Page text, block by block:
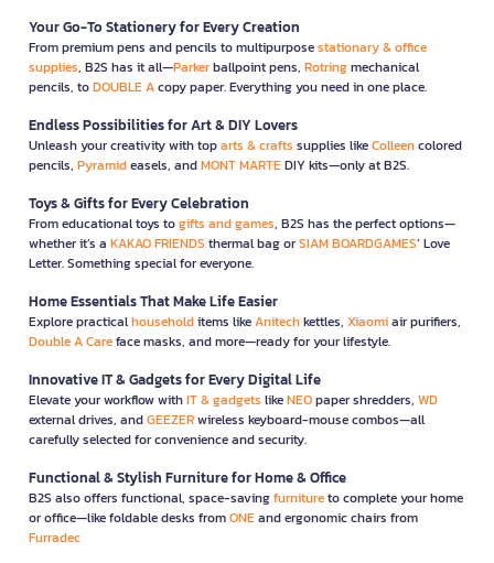
Your Go-To Stationery for Every Creation
From premium pens and pencils to multipurposestationary & office
supplies, B2S has it all—Parkerballpoint pens, Rotringmechanical
pencils, toDOUBLE Acopy paper. Everything you need in one place.
Endless Possibilities for Art & DIY Lovers
Unleash your creativity with toparts & crafts supplies likeColleencolored
pencils, Pyramideasels, andMONT MARTEDIY kits—only at B2S.
Toys & Gifts for Every Celebration
From educational toys togifts and games, B2S has the perfect options—
whether it’s a KAKAO FRIENDS thermal bag orSIAM BOARDGAMES’ Love
Letter. Something special for everyone.
Home Essentials That Make Life Easier
Explore practicalhouseholditems likeAnitechkettles, Xiaomiair purifiers,
Double A Careface masks, and more—ready for your lifestyle.
Innovative IT & Gadgets for Every Digital Life
Elevate your workflow withIT & gadgets likeNEOpaper shredders, WD
external drives, andGEEZERwireless keyboard-mouse combos—all
carefully selected for convenience and security.
Functional & Stylish Furniture for Home & Office
B2S also offers functional, space-savingfurnitureto complete your home
or office—like foldable desks fromONEand ergonomic chairs from
Furradec